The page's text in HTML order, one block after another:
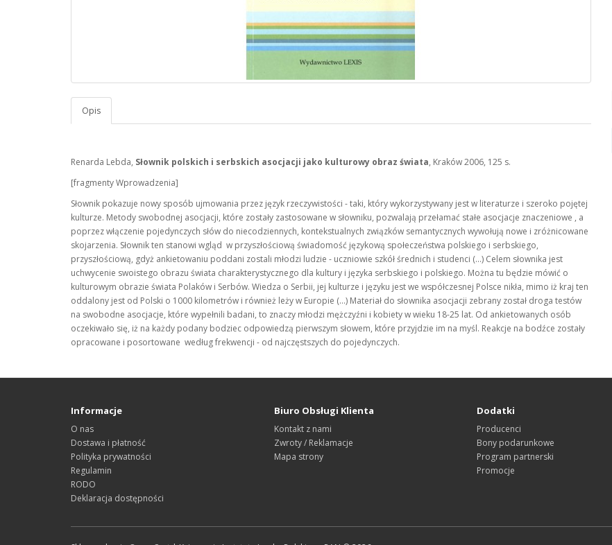
Opis
Renarda Lebda, Słownik polskich i serbskich asocjacji jako kulturowy obraz świata, Kraków 2006, 125 s.
[fragmenty Wprowadzenia]
Słownik pokazuje nowy sposób ujmowania przez język rzeczywistości - taki, który wykorzystywany jest w literaturze i szeroko pojętej
kulturze. Metody swobodnej asocjacji, które zostały zastosowane w słowniku, pozwalają przełamać stałe asocjacje znaczeniowe , a
poprzez włączenie pojedynczych słów do niecodziennych, kontekstualnych związków semantycznych wywołują nowe i zróżnicowane
skojarzenia. Słownik ten stanowi wgląd w przyszłościową świadomość językową społeczeństwa polskiego i serbskiego,
przyszłościową, gdyż ankietowaniu poddani zostali młodzi ludzie - uczniowie szkół średnich i studenci (...) Celem słownika jest
uchwycenie swoistego obrazu świata charakterystycznego dla kultury i języka serbskiego i polskiego. Można tu będzie mówić o
kulturowym obrazie świata Polaków i Serbów. Wiedza o Serbii, jej kulturze i języku jest we współczesnej Polsce nikła, mimo iż kraj ten
oddalony jest od Polski o 1000 kilometrów i również leży w Europie (...) Materiał do słownika asocjacji zebrany został droga testów
na swobodne asocjacje, które wypełnili badani, to znaczy młodzi mężczyźni i kobiety w wieku 18-25 lat. Od ankietowanych osób
oczekiwało się, iż na każdy podany bodziec odpowiedzą pierwszym słowem, które przyjdzie im na myśl. Reakcje na bodźce zostały
opracowane i posortowane według frekwencji - od najczęstszych do pojedynczych.
Informacje
O nas
Dostawa i płatność
Polityka prywatności
Regulamin
RODO
Deklaracja dostępności
Biuro Obsługi Klienta
Kontakt z nami
Zwroty / Reklamacje
Mapa strony
Dodatki
Producenci
Bony podarunkowe
Program partnerski
Promocje